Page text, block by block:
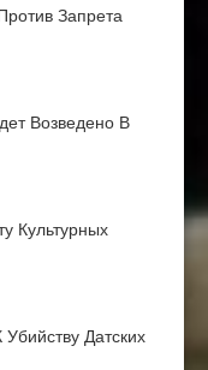
Запрета
Возведено В
Культурных
Датских